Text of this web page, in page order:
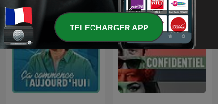
TELECHARGER APP